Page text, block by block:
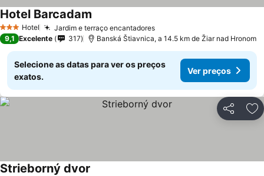
3 EstrelasHotel Jardim e terraço encantadoresVer preços
Hotel Barcadam
9,1 Excelente 317 Banská Štiavnica, a 14.5 km de Žiar nad Hronom
Selecione as datas para ver os preços
exatos.
Ver preços
Partilhar
Strieborný dvor